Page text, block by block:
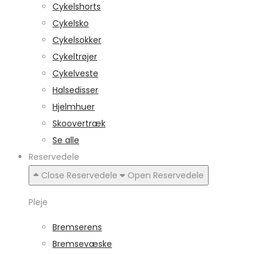
Cykelshorts
Cykelsko
Cykelsokker
Cykeltrøjer
Cykelveste
Halsedisser
Hjelmhuer
Skoovertræk
Se alle
Reservedele
Close Reservedele
Open Reservedele
Pleje
Bremserens
Bremsevæske